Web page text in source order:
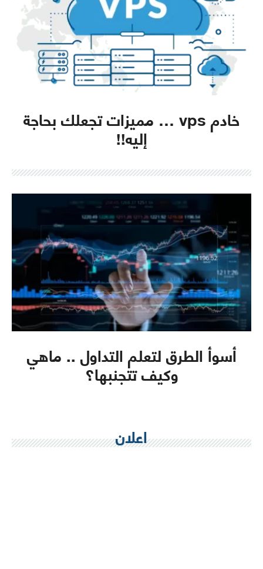
خادم vps … مميزات تجعلك بحاجة
إليه!!
أسوأ الطرق لتعلم التداول .. ماهي
وكيف تتجنبها؟
اعلان